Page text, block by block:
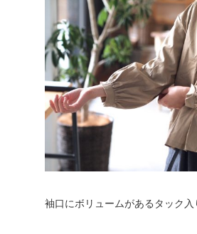
袖口にボリュームがあるタック入